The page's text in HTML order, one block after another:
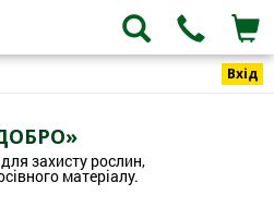
Вхід
захисту рослин,
матеріалу.